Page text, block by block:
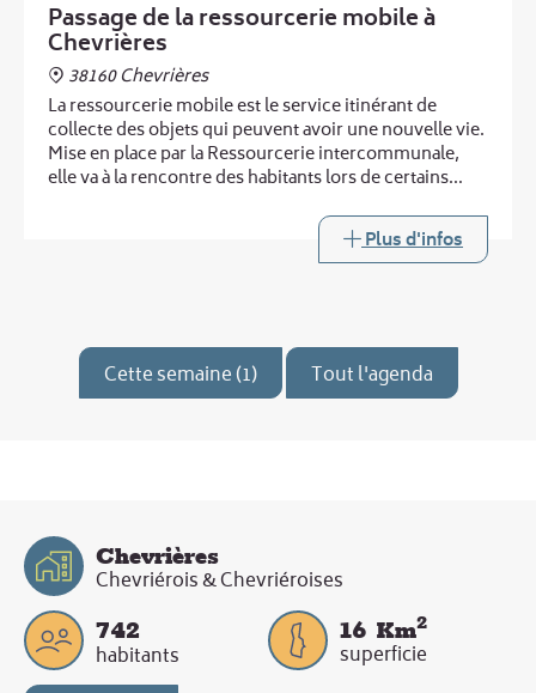
Passage de la ressourcerie mobile à
Chevrières
38160 Chevrières
La ressourcerie mobile est le service itinérant de
collecte des objets qui peuvent avoir une nouvelle vie.
Mise en place par la Ressourcerie intercommunale,
elle va à la rencontre des habitants lors de certains
Plus d'infos
Cette semaine (1) Tout l'agenda
Chevrières
Chevriérois & Chevriéroises
742
habitants
16 Km2
superficie